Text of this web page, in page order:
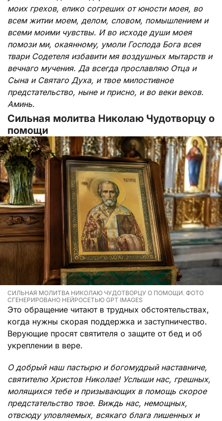
моих грехов, елико согреших от юности моея, во
всем житии моем, делом, словом, помышлением и
всеми моими чувствы. И во исходе души моея
помози ми, окаянному, умоли Господа Бога всея
твари Содетеля избавити мя воздушных мытарств и
вечнаго мучения. Да всегда прославляю Отца и
Сына и Святаго Духа, и твое милостивное
предстательство, ныне и присно, и во веки веков.
Аминь.
Сильная молитва Николаю Чудотворцу о
помощи
СИЛЬНАЯ МОЛИТВА НИКОЛАЮ ЧУДОТВОРЦУ О ПОМОЩИ. ФОТО
СГЕНЕРИРОВАНО НЕЙРОСЕТЬЮ GPT IMAGES
Это обращение читают в трудных обстоятельствах,
когда нужны скорая поддержка и заступничество.
Верующие просят святителя о защите от бед и об
укреплении в вере.
О добрый наш пастырю и богомудрый наставниче,
святителю Христов Николае! Услыши нас, грешных,
молящихся тебе и призывающих в помощь скорое
предстательство твое. Виждь нас, немощных,
отвсюду уловляемых, всякаго блага лишенных и